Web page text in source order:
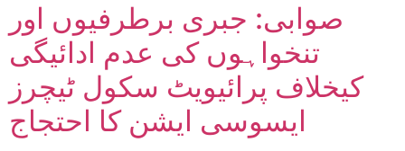
صوابی: جبری برطرفیوں اور
تنخواہوں کی عدم ادائیگی
کیخلاف پرائیویٹ سکول ٹیچرز
ایسوسی ایشن کا احتجاج